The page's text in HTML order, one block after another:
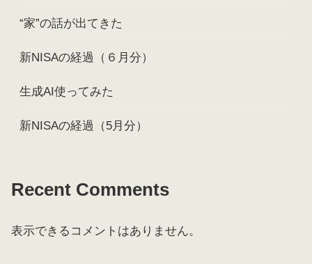
“家”の話が出てきた
新NISAの経過（６月分）
生成AI使ってみた
新NISAの経過（5月分）
Recent Comments
表示できるコメントはありません。